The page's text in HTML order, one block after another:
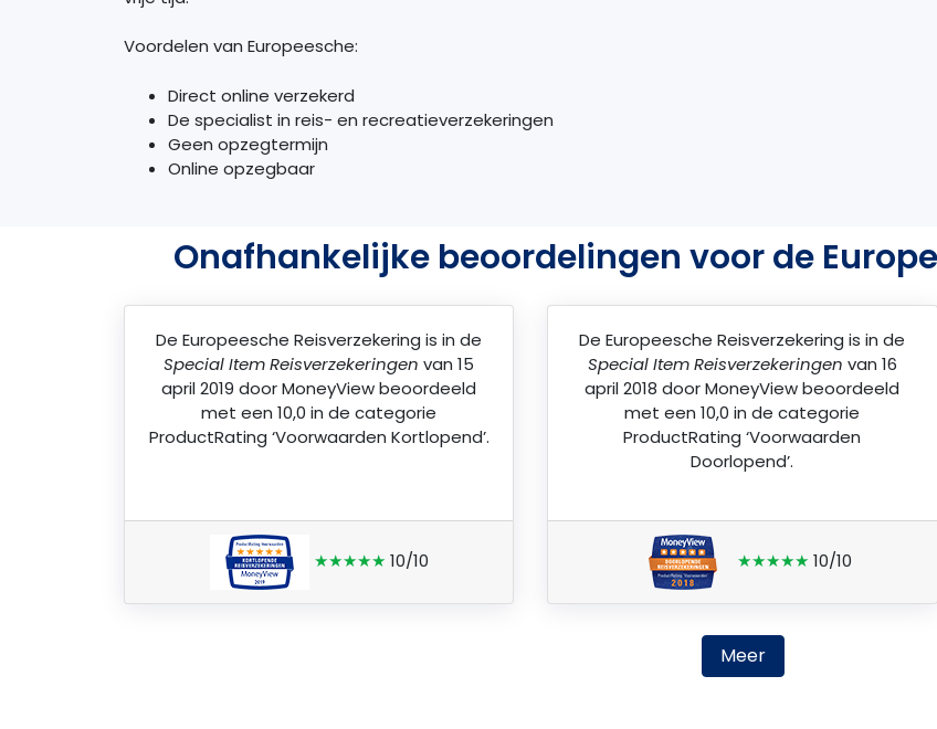
Voordelen van Europeesche:
Direct online verzekerd
De specialist in reis- en recreatieverzekeringen
Geen opzegtermijn
Online opzegbaar
Onafhankelijke beoordelingen voor de
DeEuropeesche Reisverzekering is in de
Special Item Reisverzekeringen van 15
april 2019 doorMoneyViewbeoordeeld
met een 10,0 in de categorie
ProductRating ‘Voorwaarden Kortlopend’.
★★★★★ 10/10
DeEuropeesche Reisverzekering is in de
Special Item Reisverzekeringen van 16
april 2018 doorMoneyViewbeoordeeld
met een 10,0 in de categorie
ProductRating ‘Voorwaarden
Doorlopend’.
★★★★★ 10/10
Meer